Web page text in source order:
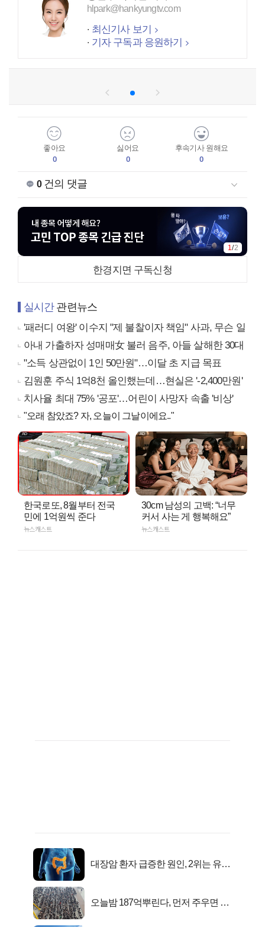
hlpark@hankyungtv.com
최신기사 보기
기자 구독과 응원하기
좋아요
0
싫어요
0
후속기사 원해요
0
0건의 댓글
2/2
한경지면 구독신청
실시간관련뉴스
'패러디 여왕' 이수지 "제 불찰이자 책임" 사과, 무슨 일
아내 가출하자 성매매女 불러 음주, 아들 살해한 30대
"소득 상관없이 1인 50만원"…이달 초 지급 목표
김원훈 주식 1억8천 올인했는데…현실은 '-2,400만원'
치사율 최대 75% '공포'…어린이 사망자 속출 '비상'
"오래 참았죠? 자, 오늘이 그날이에요.."
한국로또, 8월부터 전국
민에 1억원씩 준다
뉴스캐스트
30cm 남성의 고백: “너무
커서 사는 게 행복해요”
뉴스캐스트
대장암 환자 급증한 원인, 2위는 유산
오늘밤 187억뿌린다, 먼저 주우면 최